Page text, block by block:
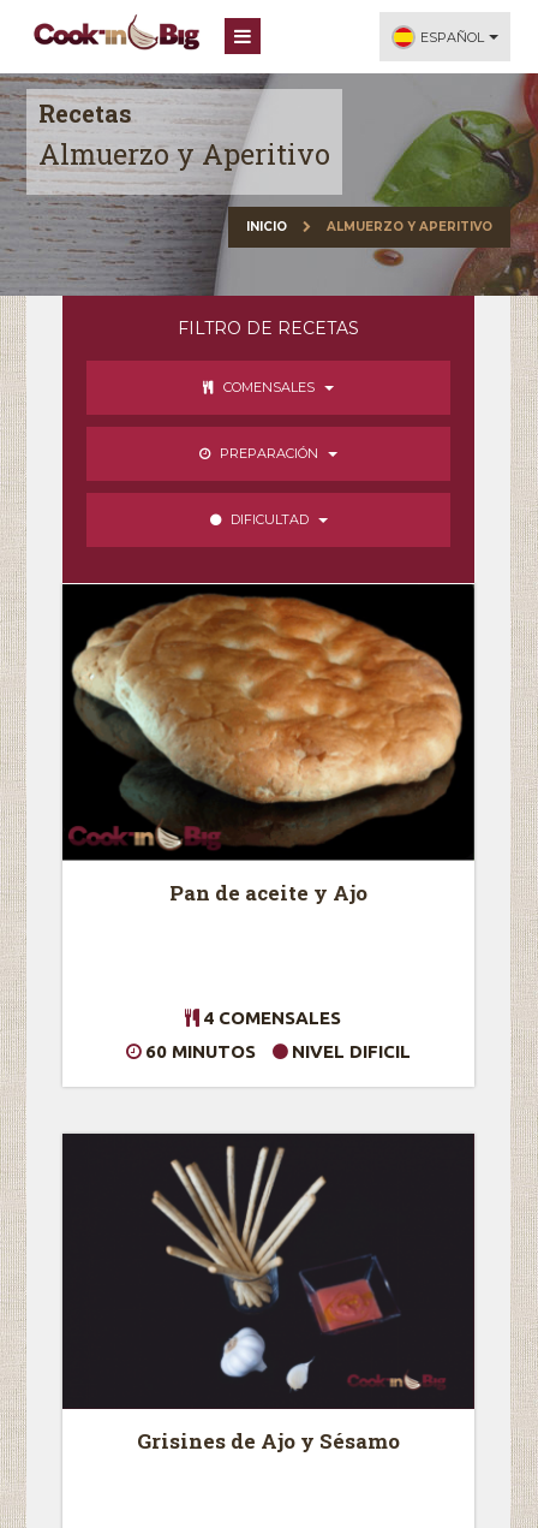
ESPAÑOL
Recetas
Almuerzo y Aperitivo
INICIO ALMUERZO Y APERITIVO
FILTRO DE RECETAS
COMENSALES
PREPARACIÓN
DIFICULTAD
Pan de aceite y Ajo
4 COMENSALES
60 MINUTOS
NIVEL DIFICIL
Grisines de Ajo y Sésamo